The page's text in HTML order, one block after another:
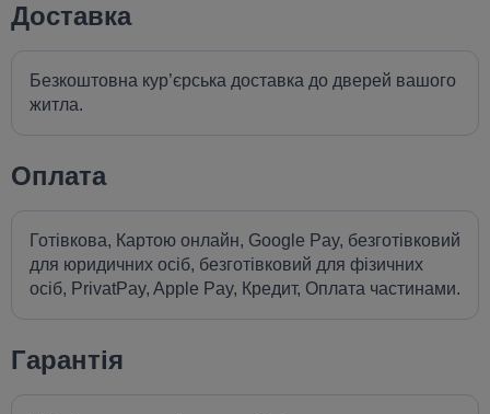
Доставка
Безкоштовна кур’єрська доставка до дверей вашого
житла.
Оплата
Готівкова, Картою онлайн, Google Pay, безготівковий
для юридичних осіб, безготівковий для фізичних
осіб, PrivatPay, Apple Pay, Кредит, Оплата частинами.
Гарантія